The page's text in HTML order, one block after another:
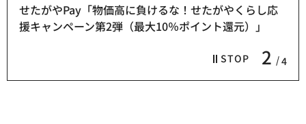
STOP 2 4
せたがやPay「物価高に負けるな！せたがやくらし応
援キャンペーン第2弾（最大10％ポイント還元）」